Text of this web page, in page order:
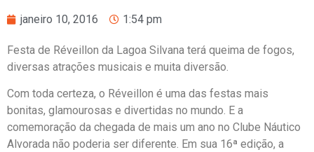
janeiro 10, 2016 1:54 pm
Festa de Réveillon da Lagoa Silvana terá queima de fogos,
diversas atrações musicais e muita diversão.
Com toda certeza, o Réveillon é uma das festas mais
bonitas, glamourosas e divertidas no mundo. E a
comemoração da chegada de mais um ano no Clube Náutico
Alvorada não poderia ser diferente. Em sua 16ª edição, a